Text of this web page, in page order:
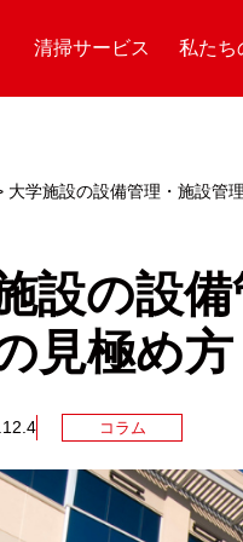
清掃サービス 私たち
大学施設の設備管理・施設管
設の設
見極め方
コラム